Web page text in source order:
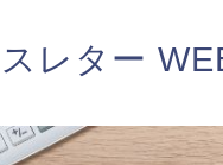
レター